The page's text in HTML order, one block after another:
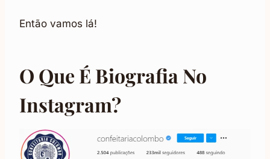
Então vamos lá!
O Que É Biografia No
Instagram?